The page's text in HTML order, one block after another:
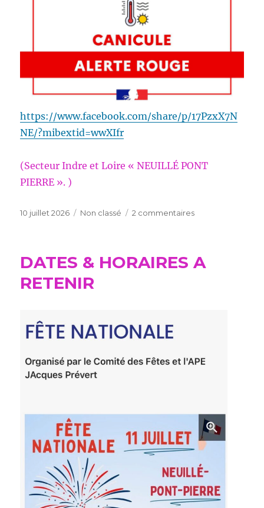
chaleur
!
https://www.facebook.com/share/p/17PzxX7N
NE/?mibextid=wwXIfr
(Secteur Indre et Loire « NEUILLÉ PONT
PIERRE ». )
Publié
10 juillet 2026 Catégories
Non classé 2 commentairessur
DATES & HORAIRES A
RETENIR